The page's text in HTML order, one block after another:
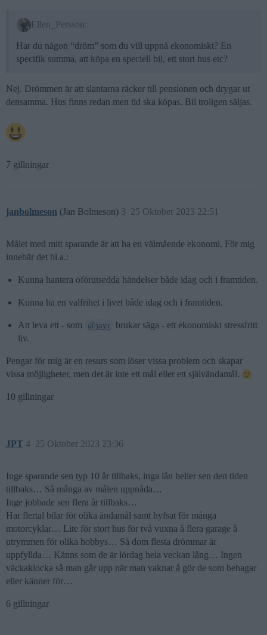
Ellen_Persson:
Har du någon “dröm” som du vill uppnå ekonomiskt? En
specifik summa, att köpa en speciell bil, ett stort hus etc?
Nej. Drömmen är att slantarna räcker till pensionen och drygar ut
densamma. Hus finns redan men tid ska köpas. Bil troligen säljas.
7 gillningar
janbolmeson (Jan Bolmeson) 25 Oktober 2023 22:51
3
Målet med mitt sparande är att ha en välmående ekonomi. För mig
innebär det bl.a.:
Kunna hantera oförutsedda händelser både idag och i framtiden.
Kunna ha en valfrihet i livet både idag och i framtiden.
Att leva ett - som @jayr brukar säga - ett ekonomiskt stressfritt
liv.
Pengar för mig är en resurs som löser vissa problem och skapar
vissa möjligheter, men det är inte ett mål eller ett självändamål.
10 gillningar
JPT 25 Oktober 2023 23:36
4
Inge sparande sen typ 10 år tillbaks, inga lån heller sen den tiden
tillbaks… Så många av målen uppnåda…
Inge jobbade sen flera år tillbaks…
Har flertal bilar för olika ändamål samt hyfsat för många
motorcyklar… Lite för stort hus för två vuxna å flera garage å
utrymmen för olika hobbys… Så dom flesta drömmar är
uppfyllda… Känns som de är lördag hela veckan lång… Ingen
väckaklocka så man går upp när man vaknar å gör de som behagar
eller känner för…
6 gillningar